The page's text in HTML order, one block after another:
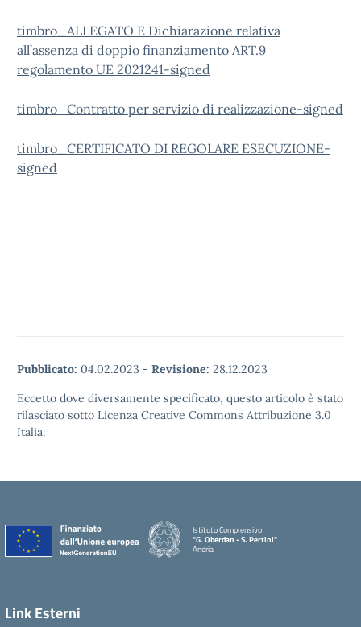
timbro_ALLEGATO E Dichiarazione relativa
all’assenza di doppio finanziamento ART.9
regolamento UE 2021241-signed
timbro_Contratto per servizio di realizzazione-signed
timbro_CERTIFICATO DI REGOLARE ESECUZIONE-
signed
Pubblicato: 04.02.2023 - Revisione: 28.12.2023
Eccetto dove diversamente specificato, questo articolo è stato
rilasciato sotto Licenza Creative Commons Attribuzione 3.0
Italia.
Istituto Comprensivo
"G. Oberdan - S. Pertini"
Andria
Link Esterni